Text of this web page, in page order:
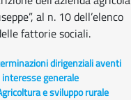
al n. 10 dell’elenco
fattorie sociali.
dirigenziali aventi
generale
e sviluppo rurale